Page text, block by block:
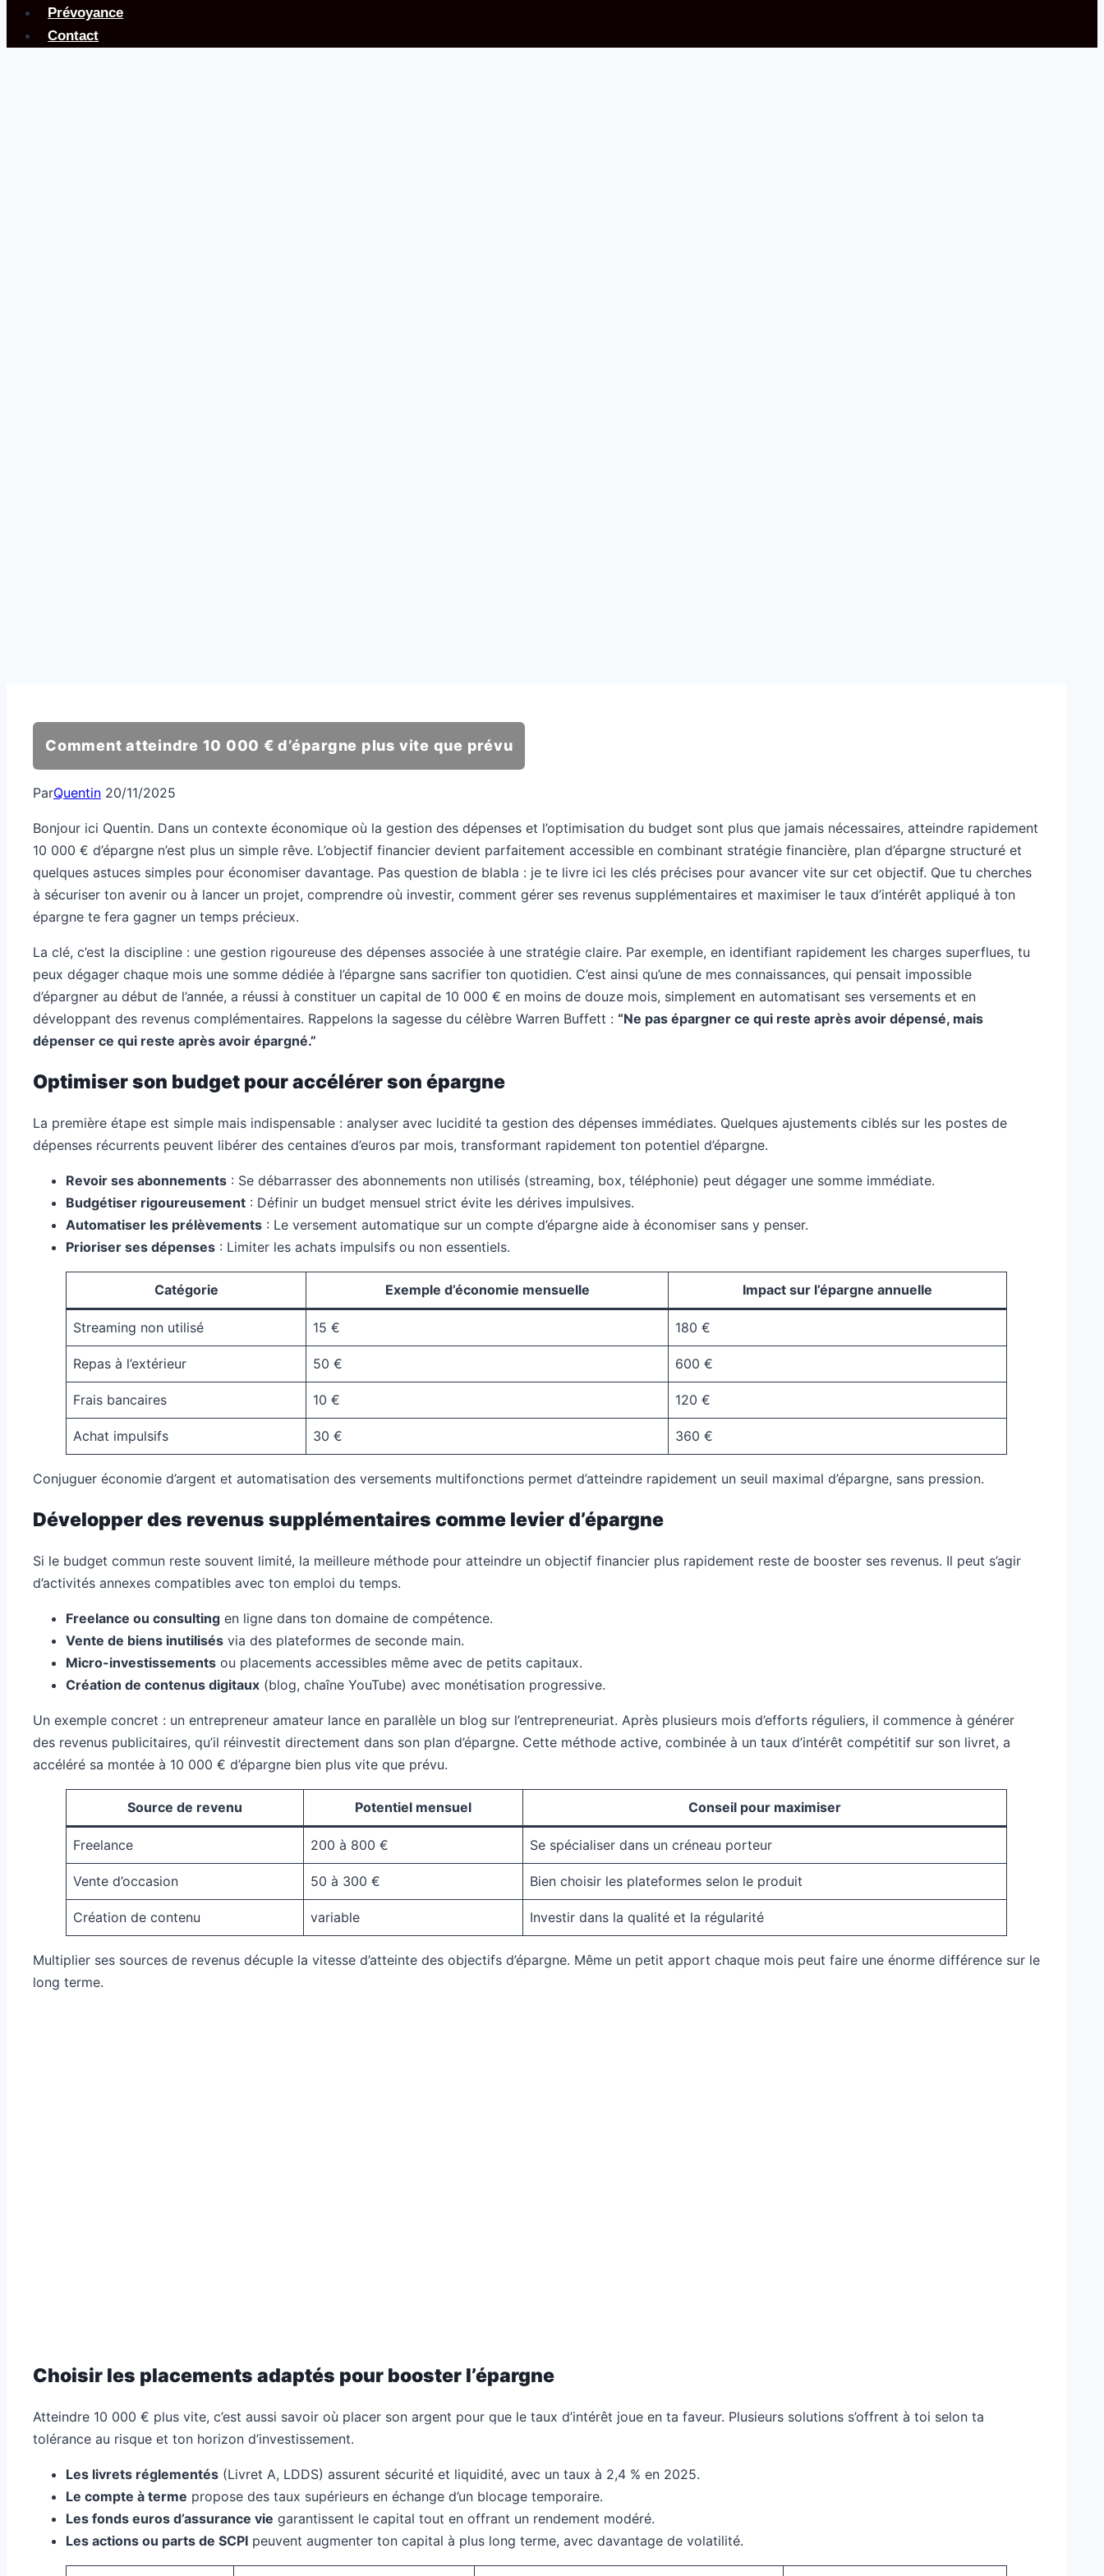
Prévoyance
Contact
Comment atteindre 10 000 € d’épargne plus vite que prévu
ParQuentin 20/11/2025
Bonjour ici Quentin. Dans un contexte économique où la gestion des dépenses et l’optimisation du budget sont plus que jamais nécessaires, atteindre rapidement
10 000 € d’épargne n’est plus un simple rêve. L’objectif financier devient parfaitement accessible en combinant stratégie financière, plan d’épargne structuré et
quelques astuces simples pour économiser davantage. Pas question de blabla : je te livre ici les clés précises pour avancer vite sur cet objectif. Que tu cherches
à sécuriser ton avenir ou à lancer un projet, comprendre où investir, comment gérer ses revenus supplémentaires et maximiser le taux d’intérêt appliqué à ton
épargne te fera gagner un temps précieux.
La clé, c’est la discipline : une gestion rigoureuse des dépenses associée à une stratégie claire. Par exemple, en identifiant rapidement les charges superflues, tu
peux dégager chaque mois une somme dédiée à l’épargne sans sacrifier ton quotidien. C’est ainsi qu’une de mes connaissances, qui pensait impossible
d’épargner au début de l’année, a réussi à constituer un capital de 10 000 € en moins de douze mois, simplement en automatisant ses versements et en
développant des revenus complémentaires. Rappelons la sagesse du célèbre Warren Buffett : “Ne pas épargner ce qui reste après avoir dépensé, mais
dépenser ce qui reste après avoir épargné.”
Optimiser son budget pour accélérer son épargne
La première étape est simple mais indispensable : analyser avec lucidité ta gestion des dépenses immédiates. Quelques ajustements ciblés sur les postes de
dépenses récurrents peuvent libérer des centaines d’euros par mois, transformant rapidement ton potentiel d’épargne.
Revoir ses abonnements : Se débarrasser des abonnements non utilisés (streaming, box, téléphonie) peut dégager une somme immédiate.
Budgétiser rigoureusement : Définir un budget mensuel strict évite les dérives impulsives.
Automatiser les prélèvements : Le versement automatique sur un compte d’épargne aide à économiser sans y penser.
Prioriser ses dépenses : Limiter les achats impulsifs ou non essentiels.
Catégorie Exemple d’économie mensuelle Impact sur l’épargne annuelle
Streaming non utilisé 15 € 180 €
Repas à l’extérieur 50 € 600 €
Frais bancaires 10 € 120 €
Achat impulsifs 30 € 360 €
Conjuguer économie d’argent et automatisation des versements multifonctions permet d’atteindre rapidement un seuil maximal d’épargne, sans pression.
Développer des revenus supplémentaires comme levier d’épargne
Si le budget commun reste souvent limité, la meilleure méthode pour atteindre un objectif financier plus rapidement reste de booster ses revenus. Il peut s’agir
d’activités annexes compatibles avec ton emploi du temps.
Freelance ou consulting en ligne dans ton domaine de compétence.
Vente de biens inutilisés via des plateformes de seconde main.
Micro-investissements ou placements accessibles même avec de petits capitaux.
Création de contenus digitaux (blog, chaîne YouTube) avec monétisation progressive.
Un exemple concret : un entrepreneur amateur lance en parallèle un blog sur l’entrepreneuriat. Après plusieurs mois d’efforts réguliers, il commence à générer
des revenus publicitaires, qu’il réinvestit directement dans son plan d’épargne. Cette méthode active, combinée à un taux d’intérêt compétitif sur son livret, a
accéléré sa montée à 10 000 € d’épargne bien plus vite que prévu.
Source de revenu Potentiel mensuel Conseil pour maximiser
Freelance 200 à 800 € Se spécialiser dans un créneau porteur
Vente d’occasion 50 à 300 € Bien choisir les plateformes selon le produit
Création de contenu variable Investir dans la qualité et la régularité
Multiplier ses sources de revenus décuple la vitesse d’atteinte des objectifs d’épargne. Même un petit apport chaque mois peut faire une énorme différence sur le
long terme.
Choisir les placements adaptés pour booster l’épargne
Atteindre 10 000 € plus vite, c’est aussi savoir où placer son argent pour que le taux d’intérêt joue en ta faveur. Plusieurs solutions s’offrent à toi selon ta
tolérance au risque et ton horizon d’investissement.
Les livrets réglementés (Livret A, LDDS) assurent sécurité et liquidité, avec un taux à 2,4 % en 2025.
Le compte à terme propose des taux supérieurs en échange d’un blocage temporaire.
Les fonds euros d’assurance vie garantissent le capital tout en offrant un rendement modéré.
Les actions ou parts de SCPI peuvent augmenter ton capital à plus long terme, avec davantage de volatilité.